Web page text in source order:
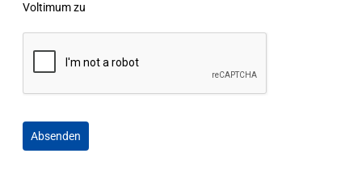
Voltimum zu
Absenden